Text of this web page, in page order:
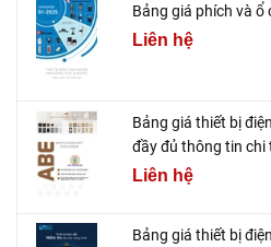
Bảng giá phích và ổ
Liên hệ
Bảng giá thiết bị
đầy đủ thông tin chi
Liên hệ
Bảng giá thiết bị